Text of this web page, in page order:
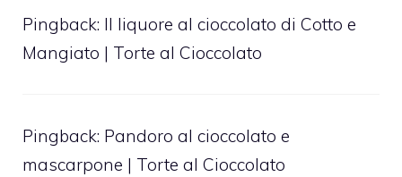
Pingback: Il liquore al cioccolato di Cotto e
Mangiato | Torte al Cioccolato
Pingback: Pandoro al cioccolato e
mascarpone | Torte al Cioccolato